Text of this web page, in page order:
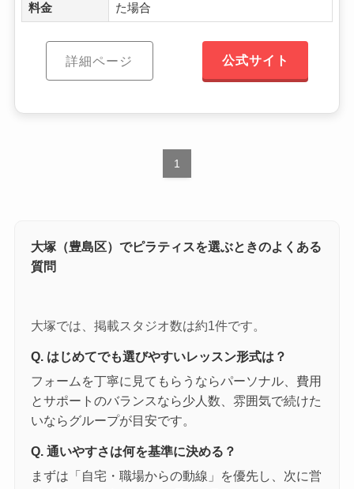
料金
た場合
詳細ページ 公式サイト
1
大塚（豊島区）でピラティスを選ぶときのよくある
質問
大塚では、掲載スタジオ数は約1件です。
Q. はじめてでも選びやすいレッスン形式は？
フォームを丁寧に見てもらうならパーソナル、費用
とサポートのバランスなら少人数、雰囲気で続けた
いならグループが目安です。
Q. 通いやすさは何を基準に決める？
まずは「自宅・職場からの動線」を優先し、次に営